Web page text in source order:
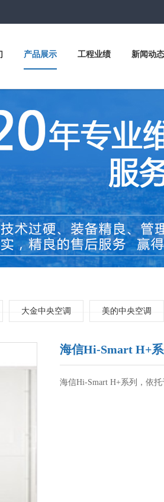
产品展示 工程业绩 新闻动态
大金中央空调 美的中央空调
海信Hi-Smart H+
海信Hi-Smart H+系列，依